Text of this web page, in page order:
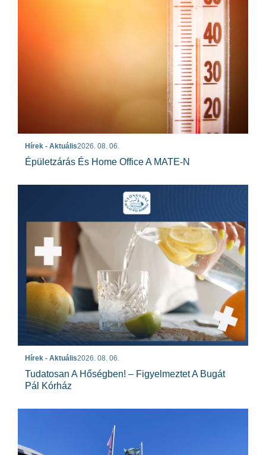
Hírek - Aktuális2026. 08. 06.
Épületzárás És Home Office A MATE-N
Hírek - Aktuális2026. 08. 06.
Tudatosan A Hőségben! – Figyelmeztet A Bugát
Pál Kórház